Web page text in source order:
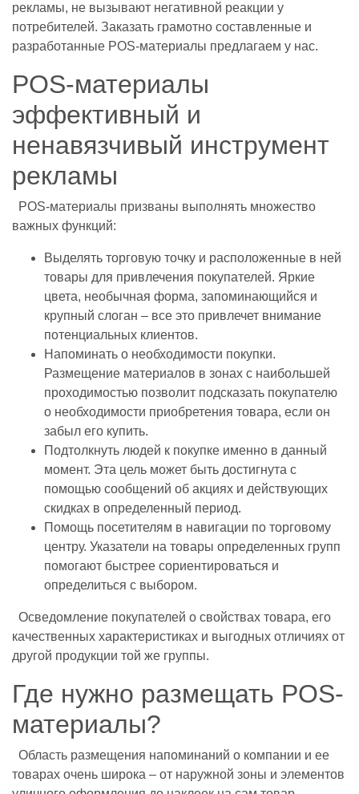
рекламы, не вызывают негативной реакции у
потребителей. Заказать грамотно составленные и
разработанные POS-материалы предлагаем у нас.
POS-материалы
эффективный и
ненавязчивый инструмент
рекламы
POS-материалы призваны выполнять множество
важных функций:
Выделять торговую точку и расположенные в ней
товары для привлечения покупателей. Яркие
цвета, необычная форма, запоминающийся и
крупный слоган – все это привлечет внимание
потенциальных клиентов.
Напоминать о необходимости покупки.
Размещение материалов в зонах с наибольшей
проходимостью позволит подсказать покупателю
о необходимости приобретения товара, если он
забыл его купить.
Подтолкнуть людей к покупке именно в данный
момент. Эта цель может быть достигнута с
помощью сообщений об акциях и действующих
скидках в определенный период.
Помощь посетителям в навигации по торговому
центру. Указатели на товары определенных групп
помогают быстрее сориентироваться и
определиться с выбором.
Осведомление покупателей о свойствах товара, его
качественных характеристиках и выгодных отличиях от
другой продукции той же группы.
Где нужно размещать POS-
материалы?
Область размещения напоминаний о компании и ее
товарах очень широка – от наружной зоны и элементов